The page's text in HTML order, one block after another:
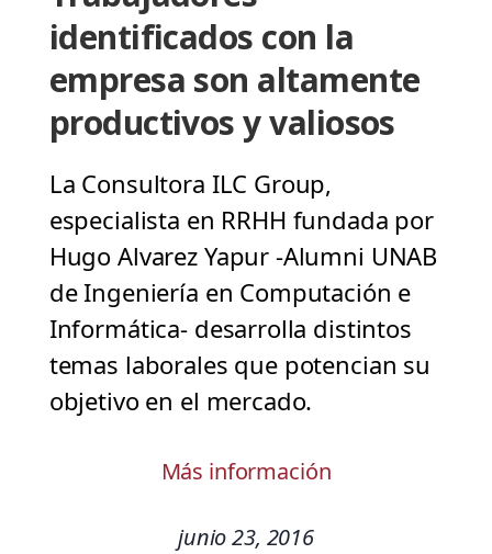
identificados con la
empresa son altamente
productivos y valiosos
La Consultora ILC Group,
especialista en RRHH fundada por
Hugo Alvarez Yapur -Alumni UNAB
de Ingeniería en Computación e
Informática- desarrolla distintos
temas laborales que potencian su
objetivo en el mercado.
Más información
junio 23, 2016